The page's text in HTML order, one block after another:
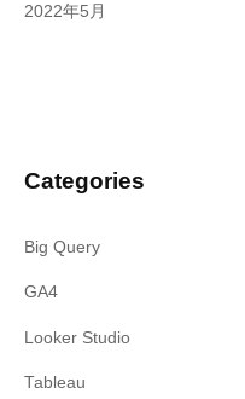
2022年5月
Categories
Big Query
GA4
Looker Studio
Tableau